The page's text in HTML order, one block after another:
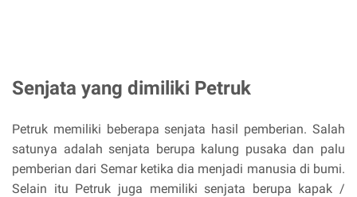
Senjata yang dimiliki Petruk
Petruk memiliki beberapa senjata hasil pemberian. Salah
satunya adalah senjata berupa kalung pusaka dan palu
pemberian dari Semar ketika dia menjadi manusia di bumi.
Selain itu Petruk juga memiliki senjata berupa kapak /